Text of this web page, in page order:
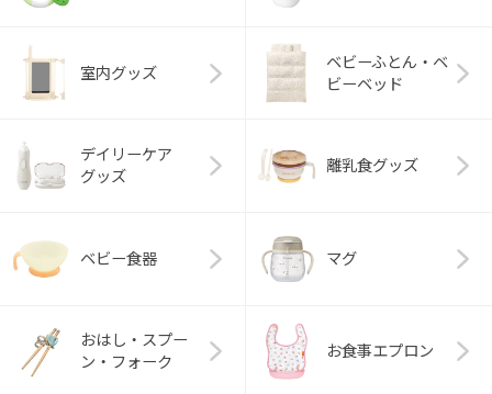
室内グッズ
ベビーふとん・ベ
ビーベッド
デイリーケア
グッズ
離乳食グッズ
ベビー食器 マグ
おはし・スプー
ン・フォーク
お食事エプロン